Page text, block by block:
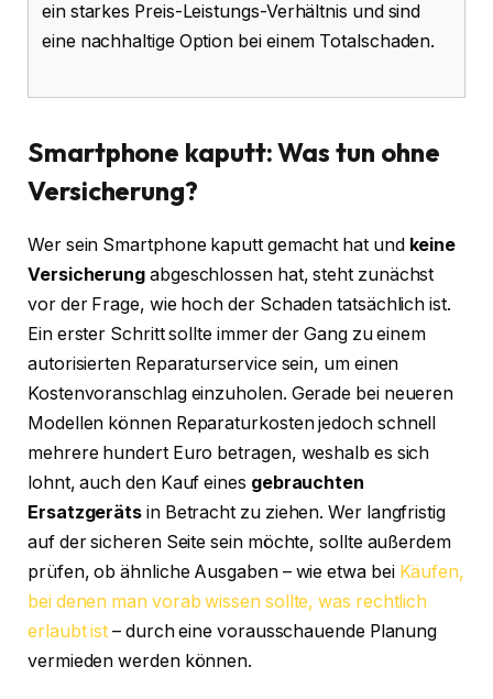
ein starkes Preis-Leistungs-Verhältnis und sind
eine nachhaltige Option bei einem Totalschaden.
Smartphone kaputt: Was tun ohne
Versicherung?
Wer sein Smartphone kaputt gemacht hat und keine
Versicherung abgeschlossen hat, steht zunächst
vor der Frage, wie hoch der Schaden tatsächlich ist.
Ein erster Schritt sollte immer der Gang zu einem
autorisierten Reparaturservice sein, um einen
Kostenvoranschlag einzuholen. Gerade bei neueren
Modellen können Reparaturkosten jedoch schnell
mehrere hundert Euro betragen, weshalb es sich
lohnt, auch den Kauf eines gebrauchten
Ersatzgeräts in Betracht zu ziehen. Wer langfristig
auf der sicheren Seite sein möchte, sollte außerdem
prüfen, ob ähnliche Ausgaben – wie etwa bei Käufen,
bei denen man vorab wissen sollte, was rechtlich
erlaubt ist – durch eine vorausschauende Planung
vermieden werden können.